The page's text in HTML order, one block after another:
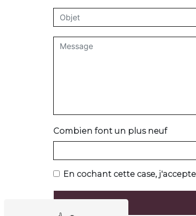
Combien font un plus neuf
En cochant cette case,